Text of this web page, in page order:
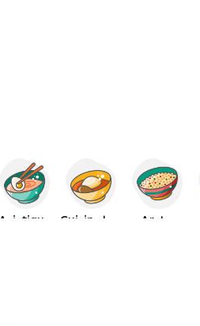
Asiatique Cuisine loc. Arabe